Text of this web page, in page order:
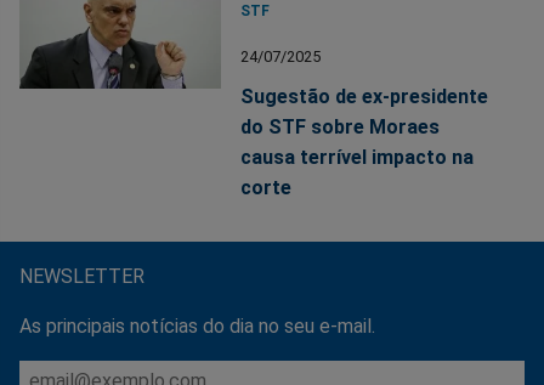
STF
24/07/2025
Sugestão de ex-presidente
do STF sobre Moraes
causa terrível impacto na
corte
NEWSLETTER
As principais notícias do dia no seu e-mail.